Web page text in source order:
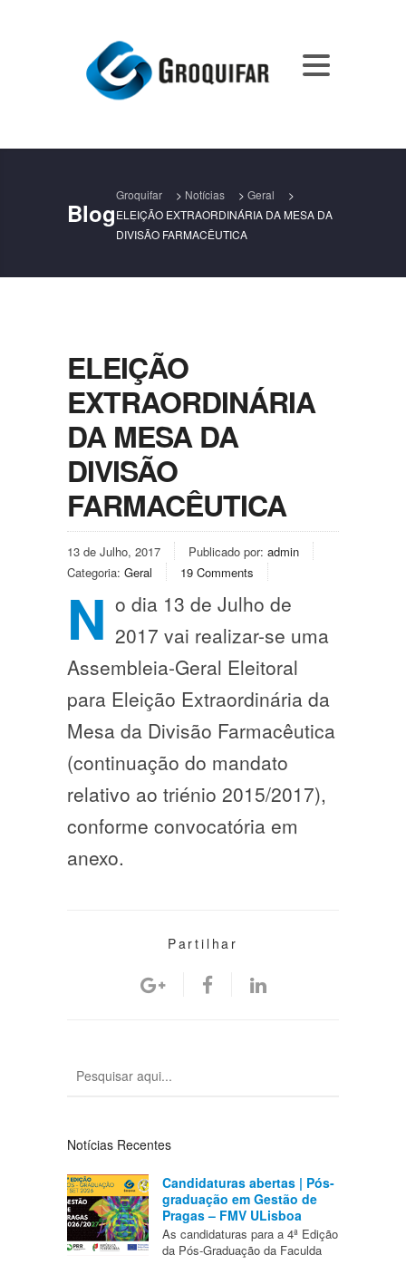
Blog
Groquifar > Notícias > Geral
>
ELEIÇÃO EXTRAORDINÁRIA DA MESA DA
DIVISÃO FARMACÊUTICA
ELEIÇÃO
EXTRAORDINÁRIA
DA MESA DA
DIVISÃO
FARMACÊUTICA
13 de Julho, 2017 Publicado por: admin
Categoria: Geral 19 Comments
N o dia 13 de Julho de
2017 vai realizar-se uma
Assembleia-Geral Eleitoral
para Eleição Extraordinária da
Mesa da Divisão Farmacêutica
(continuação do mandato
relativo ao triénio 2015/2017),
conforme convocatória em
anexo.
Partilhar
Notícias Recentes
Candidaturas abertas | Pós-
graduação em Gestão de
Pragas – FMV ULisboa
As candidaturas para a 4ª Edição
da Pós-Graduação da Faculda